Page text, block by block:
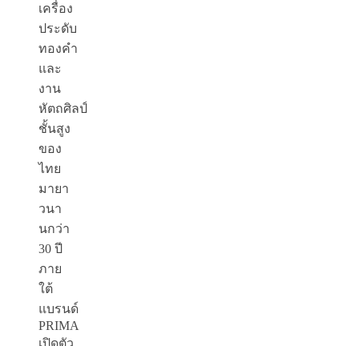
เครื่อง
ประดับ
ทองคำ
และ
งาน
หัตถศิลป์
ชั้นสูง
ของ
ไทย
มายา
วนา
นกว่า
30 ปี
ภาย
ใต้
แบรนด์
PRIMA